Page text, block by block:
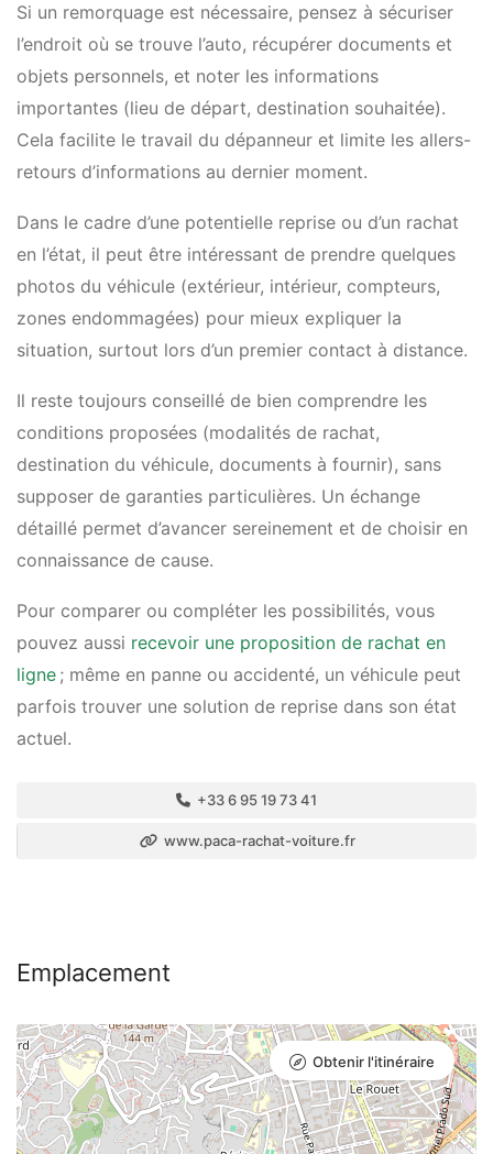
Si un remorquage est nécessaire, pensez à sécuriser
l’endroit où se trouve l’auto, récupérer documents et
objets personnels, et noter les informations
importantes (lieu de départ, destination souhaitée).
Cela facilite le travail du dépanneur et limite les allers-
retours d’informations au dernier moment.
Dans le cadre d’une potentielle reprise ou d’un rachat
en l’état, il peut être intéressant de prendre quelques
photos du véhicule (extérieur, intérieur, compteurs,
zones endommagées) pour mieux expliquer la
situation, surtout lors d’un premier contact à distance.
Il reste toujours conseillé de bien comprendre les
conditions proposées (modalités de rachat,
destination du véhicule, documents à fournir), sans
supposer de garanties particulières. Un échange
détaillé permet d’avancer sereinement et de choisir en
connaissance de cause.
Pour comparer ou compléter les possibilités, vous
pouvez aussi recevoir une proposition de rachat en
ligne ; même en panne ou accidenté, un véhicule peut
parfois trouver une solution de reprise dans son état
actuel.
+33 6 95 19 73 41
www.paca-rachat-voiture.fr
Emplacement
Obtenir l'itinéraire